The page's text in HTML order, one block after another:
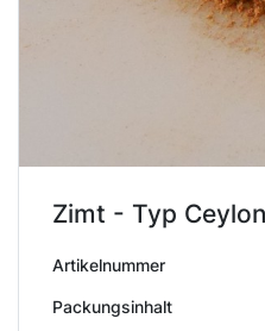
Zimt - Typ
Artikelnummer
Packungsinhalt